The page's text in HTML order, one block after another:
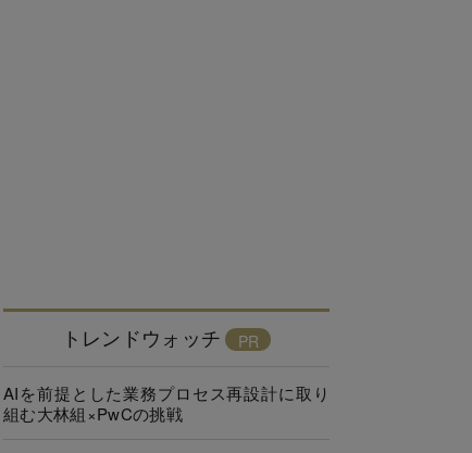
トレンドウォッチ
AIを前提とした業務プロセス再設計に取り
組む大林組×PwCの挑戦